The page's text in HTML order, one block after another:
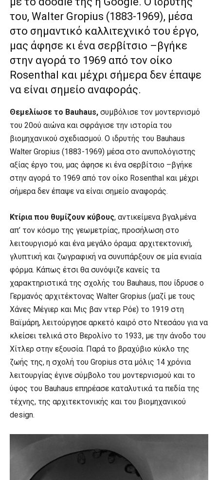
του, Walter Gropius (1883-1969), μέσα
στο σημαντικό καλλιτεχνικό του έργο,
μας άφησε κι ένα σερβίτσιο –βγήκε
στην αγορά το 1969 από τον οίκο
Rosenthal και μέχρι σήμερα δεν έπαψε
να είναι σημείο αναφοράς.
Θεμελίωσε το Bauhaus, συμβόλισε τον μοντερνισμό
του 20ού αιώνα και σφράγισε την ιστορία του
βιομηχανικού σχεδιασμού. Ο ιδρυτής του Bauhaus
Walter Gropius (1883-1969) μέσα στο ανυπολόγιστης
αξίας έργο του, μας άφησε κι ένα σερβίτσιο –βγήκε
στην αγορά το 1969 από τον οίκο Rosenthal και μέχρι
σήμερα δεν έπαψε να είναι σημείο αναφοράς.
Κτίρια που θυμίζουν κύβους, αντικείμενα βγαλμένα
απ’ τον κόσμο της γεωμετρίας, προσήλωση στο
λειτουργισμό και ένα μεγάλο όραμα: αρχιτεκτονική,
γλυπτική και ζωγραφική να συνυπάρξουν σε μία ενιαία
φόρμα. Κάπως έτσι θα συνόψιζε κανείς τα
χαρακτηριστικά της σχολής του Bauhaus, που ίδρυσε ο
Γερμανός αρχιτέκτονας Walter Gropius (μαζί με τους
Χάνες Μέγιερ και Μις βαν ντερ Ρόε) το 1919 στη
Βαϊμάρη, λειτούργησε αρκετό καιρό στο Ντεσάου για να
κλείσει τελικά στο Βερολίνο το 1933, με την άνοδο του
Χίτλερ στην εξουσία. Παρά το βραχύβιο κύκλο της
ζωής της, η σχολή του Gropius στα μόλις 14 χρόνια
λειτουργίας έγινε σύμβολο του μοντερνισμού και το
ύφος του Bauhaus επηρέασε καταλυτικά τα πεδία της
τέχνης, της αρχιτεκτονικής και του βιομηχανικού
design.